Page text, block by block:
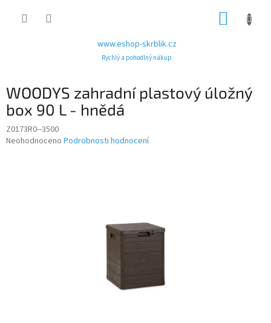
www.eshop-skrblik.cz
Rychlý a pohodlný nákup
WOODYS zahradní plastový úložný
box 90 L - hnědá
Z0173R0--3500
Průměrné
Neohodnoceno Podrobnosti hodnocení